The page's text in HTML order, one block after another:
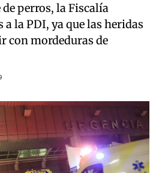
perros, la Fiscalía
la PDI, ya que las heridas
con mordeduras de